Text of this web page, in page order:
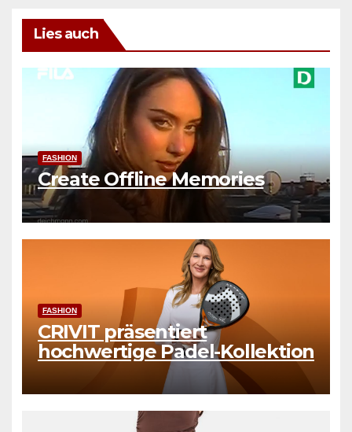
Lies auch
FASHION
Create Offline Memories
FASHION
CRIVIT präsentiert
hochwertige Padel-Kollektion